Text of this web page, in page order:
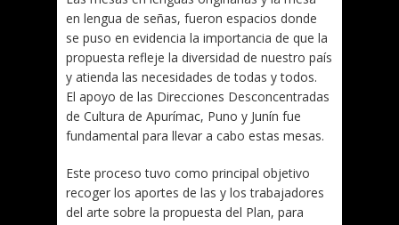
en lengua de señas, fueron espacios donde
se puso en evidencia la importancia de que la
propuesta refleje la diversidad de nuestro país
y atienda las necesidades de todas y todos.
El apoyo de las Direcciones Desconcentradas
de Cultura de Apurímac, Puno y Junín fue
fundamental para llevar a cabo estas mesas.
Este proceso tuvo como principal objetivo
recoger los aportes de las y los trabajadores
del arte sobre la propuesta del Plan, para